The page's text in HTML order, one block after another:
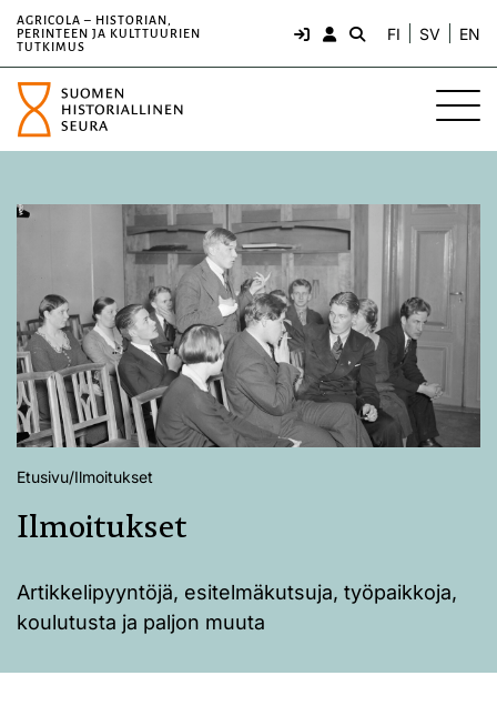
AGRICOLA – HISTORIAN,
PERINTEEN JA KULTTUURIEN
TUTKIMUS
FI SV EN
Etusivu/Ilmoitukset
Ilmoitukset
Artikkelipyyntöjä, esitelmäkutsuja, työpaikkoja,
koulutusta ja paljon muuta